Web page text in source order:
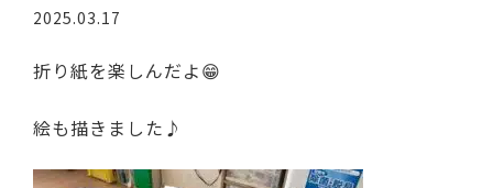
2025.03.17
折り紙を楽しんだよ😁
絵も描きました♪